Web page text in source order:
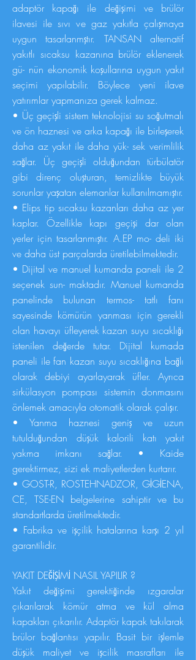
adaptör kapağı ile değişimi ve brülör
ilavesi ile sıvı ve gaz yakıtla çalışmaya
uygun tasarlanmştır. TANSAN alternatif
yakıtlı sıcaksu kazanına brülör eklenerek
gü- nün ekonomik koşullarına uygun yakıt
seçimi yapılabilir. Böylece yeni ilave
yatırımlar yapmanıza gerek kalmaz.
• Üç geçişli sistem teknolojisi su soğutmalı
ve ön haznesi ve arka kapağı ile birleşerek
daha az yakıt ile daha yük- sek verimlilik
sağlar. Üç geçişli olduğundan türbülatör
gibi direnç oluşturan, temizlikte büyük
sorunlar yaşatan elemanlar kullanılmamıştır.
• Elips tip sıcaksu kazanları daha az yer
kaplar. Özellikle kapı geçişi dar olan
yerler için tasarlanmıştır. A.EP mo- deli iki
ve daha üst parçalarda üretilebilmektedir.
• Dijital ve manuel kumanda paneli ile 2
seçenek sun- maktadır. Manuel kumanda
panelinde bulunan termos- tatlı fanı
sayesinde kömürün yanması için gerekli
olan havayı üfleyerek kazan suyu sıcaklığı
istenilen değerde tutar. Dijital kumada
paneli ile fan kazan suyu sıcaklığına bağlı
olarak debiyi ayarlayarak üfler. Ayrıca
sirkülasyon pompası sistemin donmasını
önlemek amacıyla otomatik olarak çalışır.
• Yanma haznesi geniş ve uzun
tutulduğundan düşük kalorili katı yakıt
yakma imkanı sağlar. • Kaide
gerektirmez, sizi ek maliyetlerden kurtarır.
• GOST-R, ROSTEHNADZOR, GİGİENA,
CE, TSE-EN belgelerine sahiptir ve bu
standartlarda üretilmektedir.
• Fabrika ve işçilik hatalarına karşı 2 yıl
garantilidir.
YAKIT DEĞİŞİMİ NASIL YAPILIR ?
Yakıt değişimi gerektiğinde ızgaralar
çıkarılarak kömür atma ve kül alma
kapakları çıkarılır. Adaptör kapak takılarak
brülor bağlantısı yapılır. Basit bir işlemle
düşük maliyet ve işcilik masrafları ile